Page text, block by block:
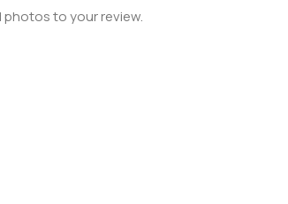
photos to your review.